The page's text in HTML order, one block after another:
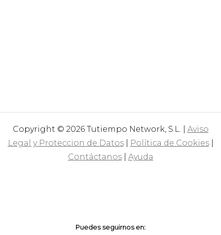
Copyright © 2026 Tutiempo Network, S.L. | Aviso
Legal y Proteccion de Datos| Política de Cookies|
Contáctanos| Ayuda
Puedes seguirnos en: